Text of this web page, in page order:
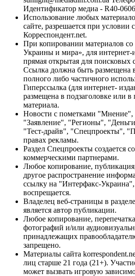
Идентификатор медиа - R40-
Использование любых
сайте, разрешается при условии
Корреспондент.net.
При копировании материалов
Украины и мира», для интернет-
прямая открытая для поисковых
Ссылка должна быть размещена
полного либо частичного
Гиперссылка (для интернет-
размещена в подзаголовке или в
материала.
Новости с пометками "Мнение",
"Заявление", "Регионы",
"Тест-драйв", "Спецпроекты",
правах рекламы.
Раздел Спецпроекты создается
коммерческими партнерами.
Любое копирование,
другое распространение
ссылку на "Интерфакс-
воспрещается.
Владелец веб-страницы в
является автор публикации.
Любое копирование,
фотографий и/или
принадлежащих
запрещено.
Материалы сайта
лиц старше 21 года (21+).
может вызвать игровую